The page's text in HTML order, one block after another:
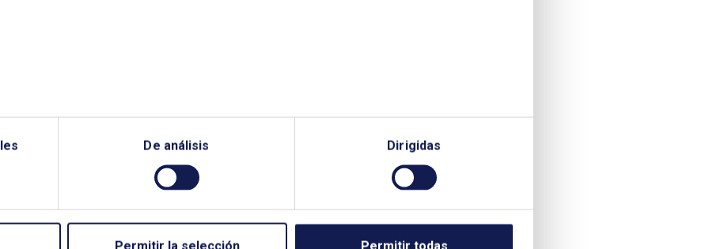
De análisis Dirigidas
Permitir la selección Permitir todas
y las empresas cada vez invierten más
es un sector maduro, pero existe una
de las infraestructuras.
Public Affairs and Stakeholders Iberia, de
de Sostenibilidad y Comunicación, de
, directora de Medioambiente y RSC, de
del Institut Cerdà, pusieron el foco en los